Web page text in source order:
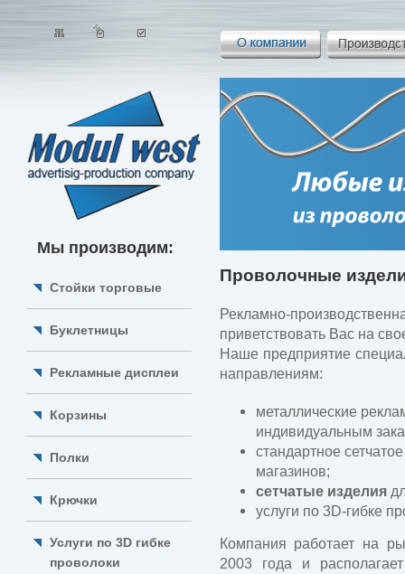
Мы производим:
Стойки торговые
Буклетницы
Рекламные дисплеи
Корзины
Полки
Крючки
Услуги по 3D гибке
проволоки
Проволочные
Рекламно-
приветствовать Вас на
Наше предприятие
направлениям:
металлические
индивидуальным
стандартное
магазинов;
сетчатые изделия
услуги по 3D-гибке
Компания работает на
2003 года и